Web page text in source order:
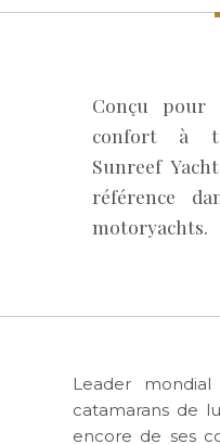
Conçu pour
confort à
Sunreef
référence
motoryachts.
Leader
catamarans de
encore de ses